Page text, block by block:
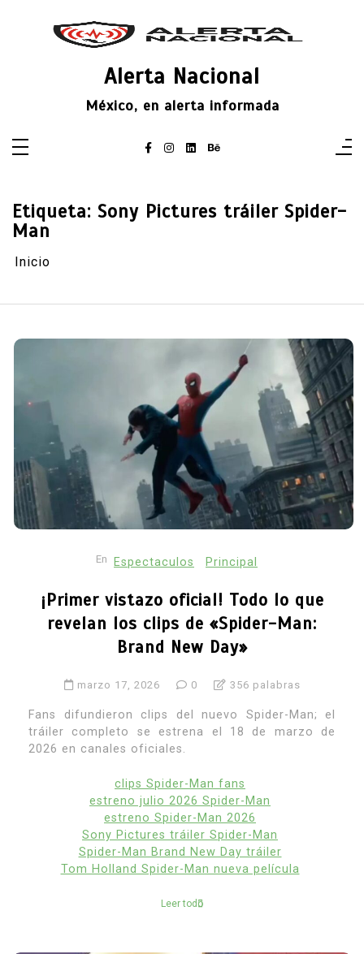
Alerta Nacional
México, en alerta informada
Etiqueta: Sony Pictures tráiler Spider-
Man
Inicio
En Espectaculos Principal
¡Primer vistazo oficial! Todo lo que
revelan los clips de «Spider-Man:
Brand New Day»
marzo 17, 2026 0 356 palabras
Fans difundieron clips del nuevo Spider-Man; el
tráiler completo se estrena el 18 de marzo de
2026 en canales oficiales.
clips Spider-Man fans
estreno julio 2026 Spider-Man
estreno Spider-Man 2026
Sony Pictures tráiler Spider-Man
Spider-Man Brand New Day tráiler
Tom Holland Spider-Man nueva película
Leer todo